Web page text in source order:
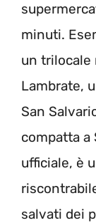
minuti.
un
Lambrate,
San
compatta a
ufficiale, è
salvati dei